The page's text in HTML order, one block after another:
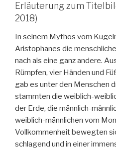
Erläuterung zum
2018)
In seinem Mythos vom
Aristophanes die
nach als eine ganz andere.
Rümpfen, vier Händen und
gab es unter den Menschen
stammten die weiblich-
der Erde, die männlich-
weiblich-männlichen vom
Vollkommenheit bewegten
schlagend und in einer